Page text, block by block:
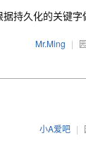
持久化的关键
Mr.Ming |
小A爱吧 |